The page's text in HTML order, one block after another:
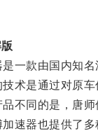
款由国内知名
是通过对原车
同的是，唐师
器也提供了多